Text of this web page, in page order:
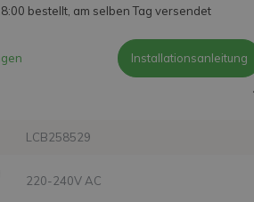
bestellt, am selben Tag versendet
Installationsanleitung
LCB258529
220-240V AC